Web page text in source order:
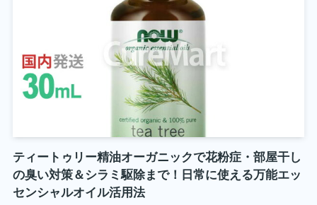
ティートゥリー精油オーガニックで花粉症・部屋干し
の臭い対策＆シラミ駆除まで！日常に使える万能エッ
センシャルオイル活用法